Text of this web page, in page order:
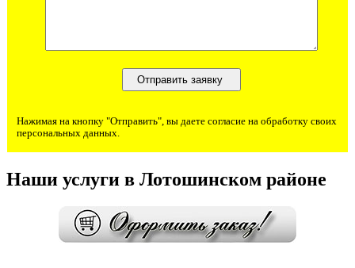
Нажимая на кнопку "Отправить", вы даете согласие на обработку своих
персональных данных.
Наши услуги в Лотошинском районе